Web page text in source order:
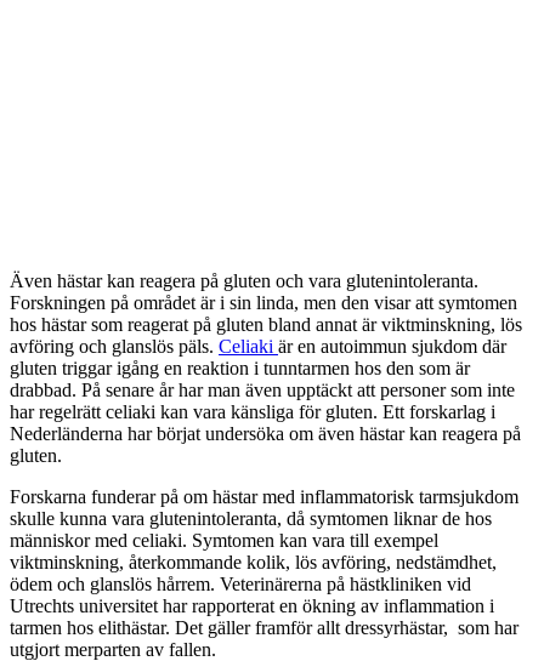
Även hästar kan reagera på gluten och vara glutenintoleranta.
Forskningen på området är i sin linda, men den visar att symtomen
hos hästar som reagerat på gluten bland annat är viktminskning, lös
avföring och glanslös päls. Celiaki är en autoimmun sjukdom där
gluten triggar igång en reaktion i tunntarmen hos den som är
drabbad. På senare år har man även upptäckt att personer som inte
har regelrätt celiaki kan vara känsliga för gluten. Ett forskarlag i
Nederländerna har börjat undersöka om även hästar kan reagera på
gluten.
Forskarna funderar på om hästar med inflammatorisk tarmsjukdom
skulle kunna vara glutenintoleranta, då symtomen liknar de hos
människor med celiaki. Symtomen kan vara till exempel
viktminskning, återkommande kolik, lös avföring, nedstämdhet,
ödem och glanslös hårrem. Veterinärerna på hästkliniken vid
Utrechts universitet har rapporterat en ökning av inflammation i
tarmen hos elithästar. Det gäller framför allt dressyrhästar, som har
utgjort merparten av fallen.